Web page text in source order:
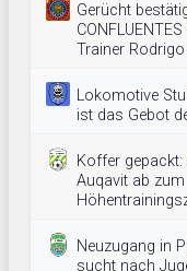
Gerücht
Trainer
Lokomotive
ist das Gebot
Koffer gepackt:
Auqavit ab zum
Neuzugang in
sucht nach